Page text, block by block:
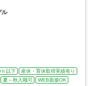
ル
以下
産休・育休取得実績有り
夏～秋入職可 WEB面接OK